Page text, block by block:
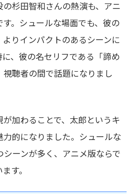
杉田智和さんの熱演も、アニ
。シュールな場面でも、彼の
りインパクトのあるシーンに
、彼の名セリフである「諦め
聴者の間で話題になりまし
加わることで、太郎というキ
力的になりました。シュールな
ーンが多く、アニメ版ならで
す。